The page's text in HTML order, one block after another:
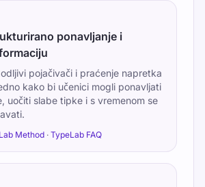
ponavljanje i
pojačivači i praćenje napretka
kako bi učenici mogli ponavljati
uočiti slabe tipke i s vremenom se
Method · TypeLab FAQ